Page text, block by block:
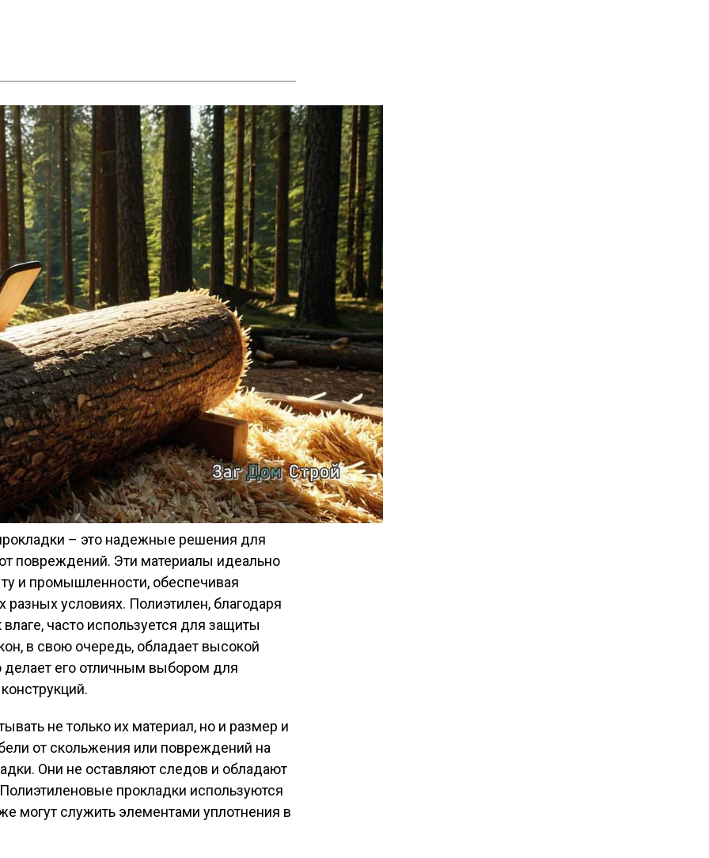
– это надежные решения для
повреждений. Эти материалы идеально
и промышленности, обеспечивая
условиях. Полиэтилен, благодаря
часто используется для защиты
в свою очередь, обладает высокой
делает его отличным выбором для
не только их материал, но и размер и
от скольжения или повреждений на
Они не оставляют следов и обладают
прокладки используются
могут служить элементами уплотнения в